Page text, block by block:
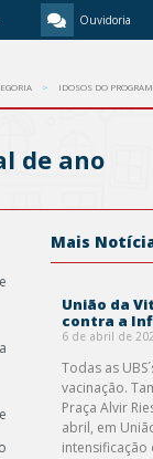
Ouvidoria
IDOSOS DO
de ano
Mais
União da
contra a
6 de abril de
Todas as
vacinação.
Praça Alvir
abril, em
intensificação